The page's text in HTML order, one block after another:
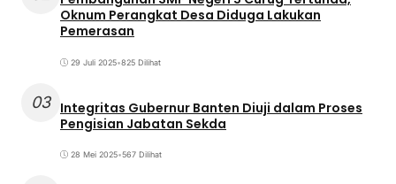
Oknum Perangkat Desa Diduga Lakukan
Pemerasan
29 Juli 2025•825 Dilihat
03 Integritas Gubernur Banten Diuji dalam Proses
Pengisian Jabatan Sekda
28 Mei 2025•567 Dilihat